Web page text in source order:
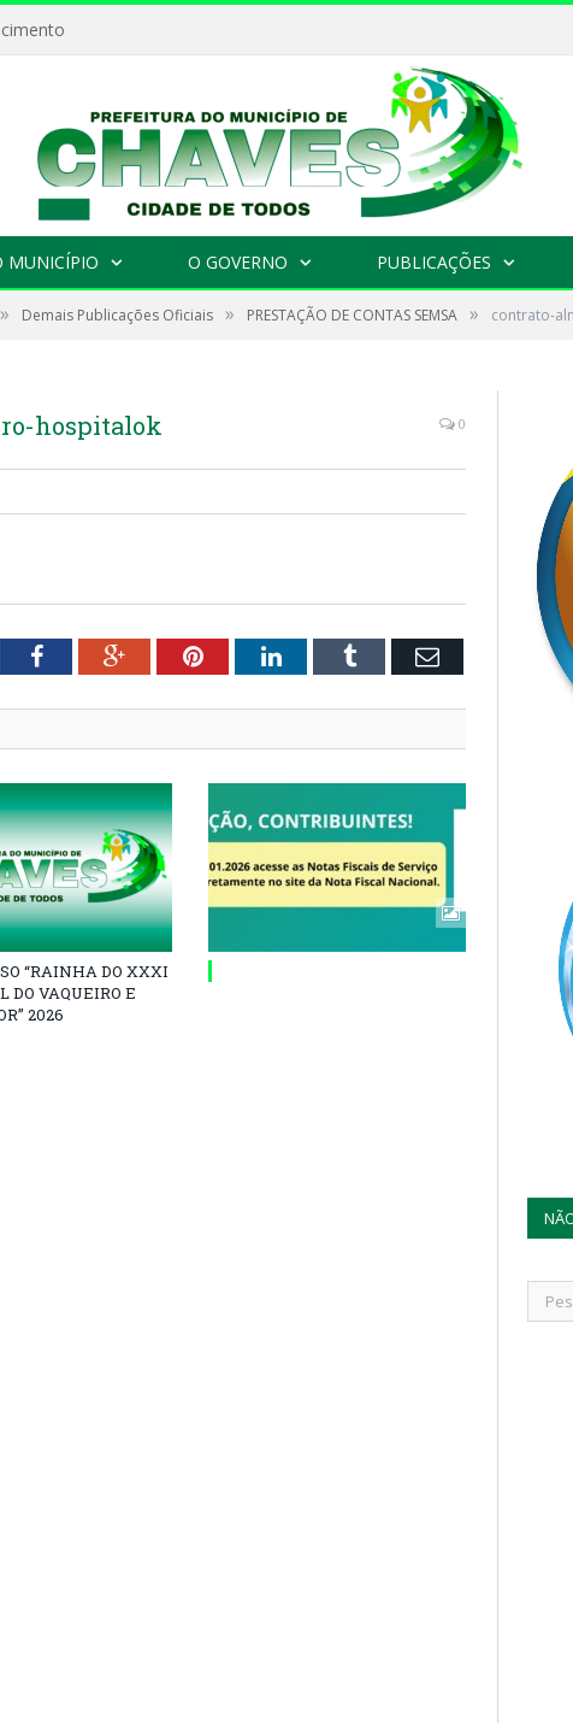
MUNICÍPIO O GOVERNO PUBLICAÇÕES
» Demais Publicações Oficiais » PRESTAÇÃO DE CONTAS SEMSA » contrato-
hospitalok 0
FacebookGoogle+PinterestLinkedInTumblr Email
“RAINHA DO XXXI
DO VAQUEIRO E
2026